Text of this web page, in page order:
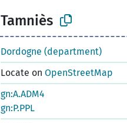
Tamniès
Dordogne (department)
Locate on OpenStreetMap
gn:A.ADM4
gn:P.PPL